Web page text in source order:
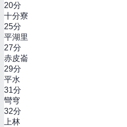
20分
十分寮
25分
平湖里
27分
赤皮崙
29分
平水
31分
彎穹
32分
上林